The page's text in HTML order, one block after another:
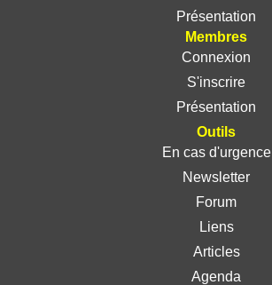
Présentation
Membres
Connexion
S'inscrire
Présentation
Outils
En cas d'urgence
Newsletter
Forum
Liens
Articles
Agenda